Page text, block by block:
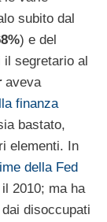
subito dal
) e del
il segretario al
aveva
finanza
bastato,
elementi. In
della Fed
2010; ma ha
disoccupati